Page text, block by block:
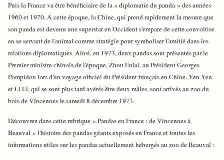
Puis la France va être bénéficiaire de la « diplomatie du panda » des années
1960 et 1970. A cette époque, la Chine, qui prend rapidement la mesure que
son panda est devenu une superstar en Occident s'empare de cette convoitise
en se servant de l'animal comme stratégie pour symboliser l'amitié dans les
relations diplomatiques. Ainsi, en 1973, deux pandas sont présentés par le
Premier ministre chinois de l'époque, Zhou Enlai, au Président Georges
Pompidou lors d'un voyage officiel du Président français en Chine. Yen Yen
et Li Li, qui se sont plus tard avérés être deux mâles, sont arrivés au zoo du
bois de Vincennes le samedi 8 décembre 1973.
Découvrez dans cette rubrique « Pandas en France : de Vincennes à
Beauval » l'histoire des pandas géants exposés en France et toutes les
informations utiles sur les pandas actuellement hébergés au zoo de Beauval :